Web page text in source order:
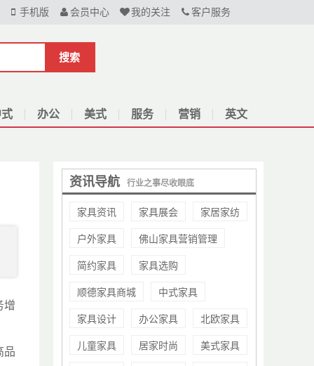
手机版 会员中心 我的关注 客户服务
搜索
办公 美式 服务 营销 英文
资讯导航 行业之事尽收眼底
家具资讯 家具展会 家居家纺
户外家具 佛山家具营销管理
简约家具 家具选购
顺德家具商城 中式家具
家具设计 办公家具 北欧家具
儿童家具 居家时尚 美式家具
增
品